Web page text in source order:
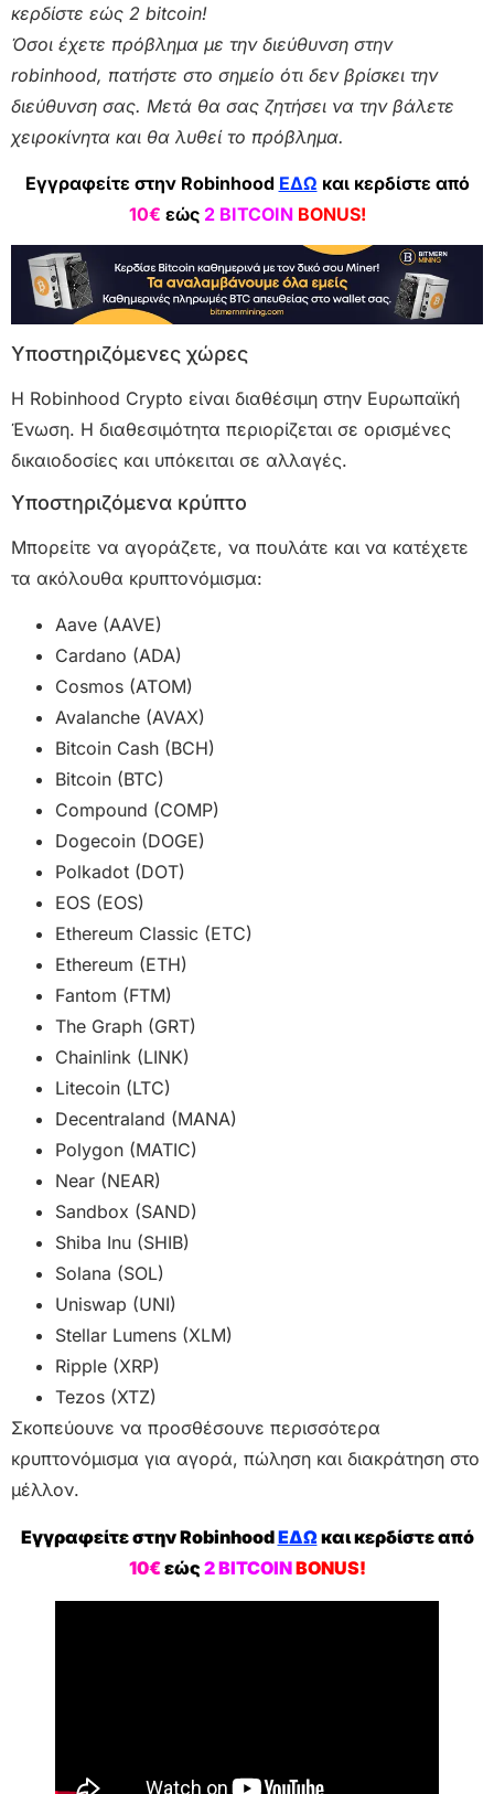
κερδίστε εώς 2 bitcoin!
Όσοι έχετε πρόβλημα με την διεύθυνση στην
robinhood, πατήστε στο σημείο ότι δεν βρίσκει την
διεύθυνση σας. Μετά θα σας ζητήσει να την βάλετε
χειροκίνητα και θα λυθεί το πρόβλημα.
Εγγραφείτε στην Robinhood ΕΔΩ και κερδίστε από
10€ εώς 2 BITCOIN BONUS!
Υποστηριζόμενες χώρες
Η Robinhood Crypto είναι διαθέσιμη στην Ευρωπαϊκή
Ένωση. Η διαθεσιμότητα περιορίζεται σε ορισμένες
δικαιοδοσίες και υπόκειται σε αλλαγές.
Υποστηριζόμενα κρύπτο
Μπορείτε να αγοράζετε, να πουλάτε και να κατέχετε
τα ακόλουθα κρυπτονόμισμα:
Aave (AAVE)
Cardano (ADA)
Cosmos (ATOM)
Avalanche (AVAX)
Bitcoin Cash (BCH)
Bitcoin (BTC)
Compound (COMP)
Dogecoin (DOGE)
Polkadot (DOT)
EOS (EOS)
Ethereum Classic (ETC)
Ethereum (ETH)
Fantom (FTM)
The Graph (GRT)
Chainlink (LINK)
Litecoin (LTC)
Decentraland (MANA)
Polygon (MATIC)
Near (NEAR)
Sandbox (SAND)
Shiba Inu (SHIB)
Solana (SOL)
Uniswap (UNI)
Stellar Lumens (XLM)
Ripple (XRP)
Tezos (XTZ)
Σκοπεύουνε να προσθέσουνε περισσότερα
κρυπτονόμισμα για αγορά, πώληση και διακράτηση στο
μέλλον.
Εγγραφείτε στην RobinhoodΕΔΩκαι κερδίστε από
10€εώς 2 BITCOINBONUS!